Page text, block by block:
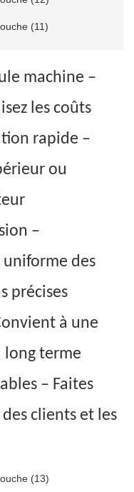
machine –
les coûts
rapide –
ou
–
uniforme des
précises
à une
long terme
– Faites
clients et les